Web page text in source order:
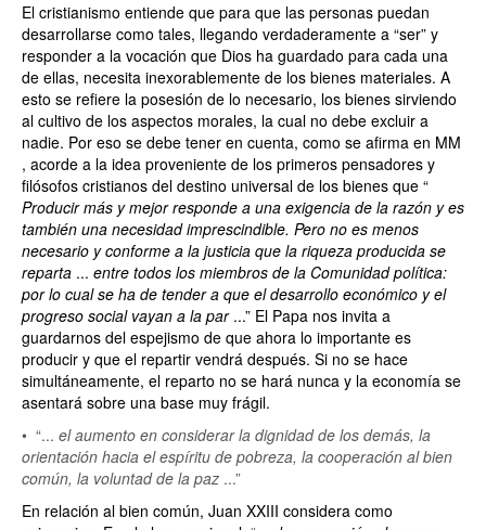
El cristianismo entiende que para que las personas puedan
desarrollarse como tales, llegando verdaderamente a “ser” y
responder a la vocación que Dios ha guardado para cada una
de ellas, necesita inexorablemente de los bienes materiales. A
esto se refiere la posesión de lo necesario, los bienes sirviendo
al cultivo de los aspectos morales, la cual no debe excluir a
nadie. Por eso se debe tener en cuenta, como se afirma en MM
, acorde a la idea proveniente de los primeros pensadores y
filósofos cristianos del destino universal de los bienes que “
Producir más y mejor responde a una exigencia de la razón y es
también una necesidad imprescindible. Pero no es menos
necesario y conforme a la justicia que la riqueza producida se
reparta ... entre todos los miembros de la Comunidad política:
por lo cual se ha de tender a que el desarrollo económico y el
progreso social vayan a la par ...” El Papa nos invita a
guardarnos del espejismo de que ahora lo importante es
producir y que el repartir vendrá después. Si no se hace
simultáneamente, el reparto no se hará nunca y la economía se
asentará sobre una base muy frágil.
• “... el aumento en considerar la dignidad de los demás, la
orientación hacia el espíritu de pobreza, la cooperación al bien
común, la voluntad de la paz ...”
En relación al bien común, Juan XXIII considera como